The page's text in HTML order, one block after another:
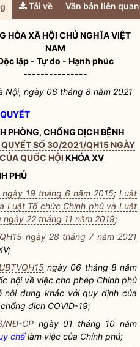
Tải về Văn bản liên quan
HÒA XÃ HỘI CHỦ NGHĨA VIỆT
NAM
lập - Tự do - Hạnh phúc
---------------
Nội, ngày 06 tháng 8 năm 2021
PHÒNG, CHỐNG DỊCH BỆNH
QUYẾT SỐ 30/2021/QH15 NGÀY
QUỐC HỘI KHÓA XV
PHỦ
19 tháng 6 năm 2015; Luật
Luật Tổ chức Chính phủ và Luật
22 tháng 11 năm 2019;
ngày 28 tháng 7 năm 2021
ngày 06 tháng 8 năm
hộivề việc cho phép Chính phủ
nội dung khác với quy định của
dịch COVID-19;
NĐ-CP ngày 01 tháng 10 năm
chếlàm việc của Chính phủ;